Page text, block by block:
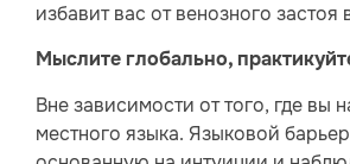
избавит вас от венозного застоя
Мыслите глобально,
Вне зависимости от того, где вы
местного языка. Языковой